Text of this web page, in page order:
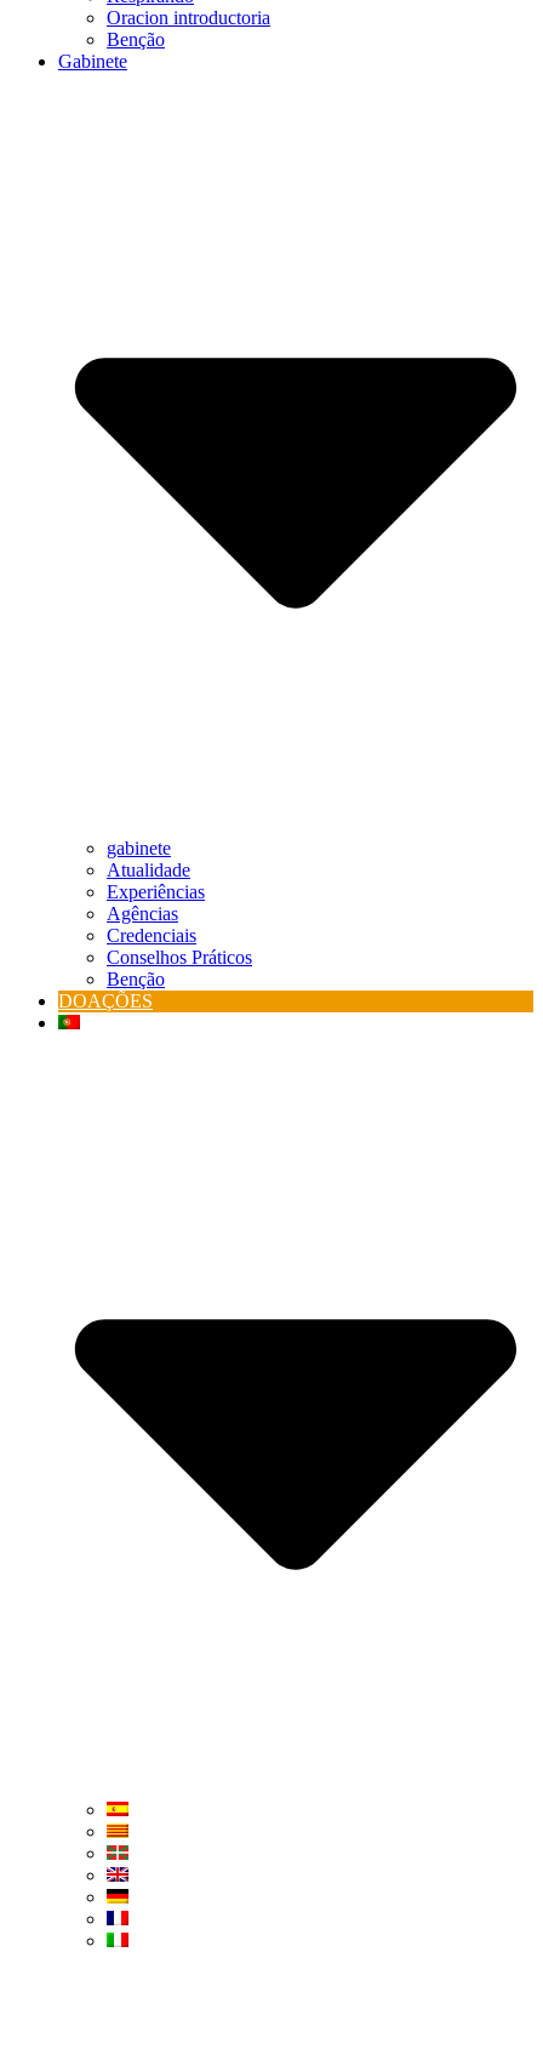
Oracion introductoria
Benção
Gabinete
gabinete
Atualidade
Experiências
Agências
Credenciais
Conselhos Práticos
Benção
DOAÇÕES